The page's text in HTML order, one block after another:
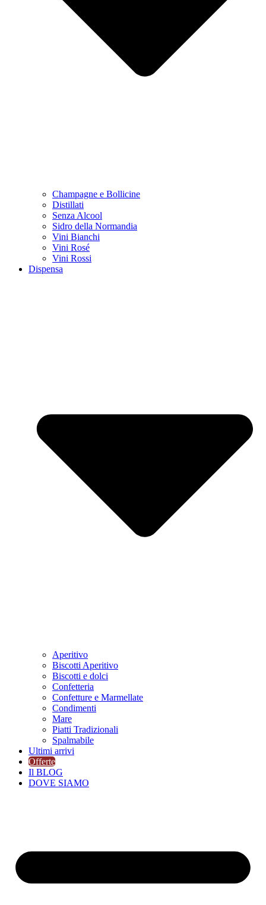
Champagne e Bollicine
Distillati
Senza Alcool
Sidro della Normandia
Vini Bianchi
Vini Rosé
Vini Rossi
Dispensa
Aperitivo
Biscotti Aperitivo
Biscotti e dolci
Confetteria
Confetture e Marmellate
Condimenti
Mare
Piatti Tradizionali
Spalmabile
Ultimi arrivi
Offerte
Il BLOG
DOVE SIAMO